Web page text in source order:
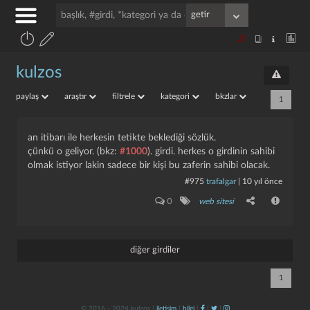
kulzos
paylaş araştır filtrele kategori bkzlar 1
an itibarı ile herkesin tetikte beklediği sözlük.
çünkü o geliyor. (bkz: #1000). girdi. herkes o girdinin sahibi
olmak istiyor lakin sadece bir kişi bu zaferin sahibi olacak.
#975 trafalgar| 10 yıl önce
0 web sitesi
diğer girdiler
1
© 2016 - 2024 kulzos | iletişim| bilgi| | |